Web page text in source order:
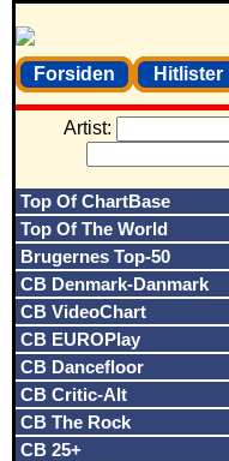
Forsiden Hitlister
Artist:
Top Of ChartBase
Top Of The World
Brugernes Top-50
CB Denmark-Danmark
CB VideoChart
CB EUROPlay
CB Dancefloor
CB Critic-Alt
CB The Rock
CB 25+